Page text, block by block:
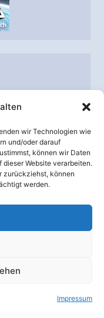
wir Technologien wie
und/oder darauf
können wir Daten
Website verarbeiten.
zurückziehst, können
werden.
Impressum